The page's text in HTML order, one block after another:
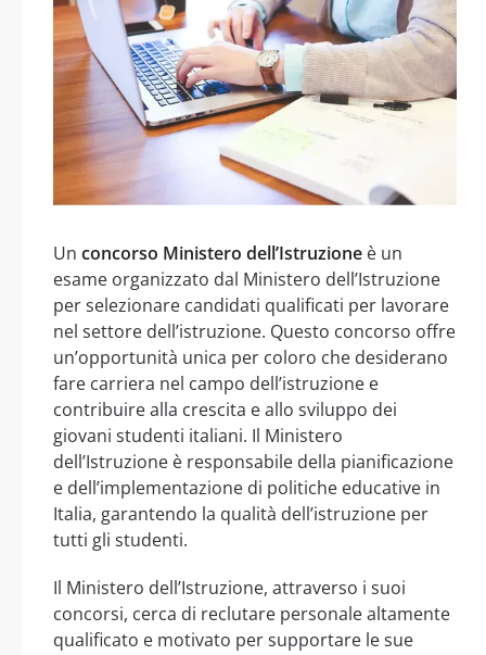
Un concorso Ministero dell’Istruzione è un
esame organizzato dal Ministero dell’Istruzione
per selezionare candidati qualificati per lavorare
nel settore dell’istruzione. Questo concorso offre
un’opportunità unica per coloro che desiderano
fare carriera nel campo dell’istruzione e
contribuire alla crescita e allo sviluppo dei
giovani studenti italiani. Il Ministero
dell’Istruzione è responsabile della pianificazione
e dell’implementazione di politiche educative in
Italia, garantendo la qualità dell’istruzione per
tutti gli studenti.
Il Ministero dell’Istruzione, attraverso i suoi
concorsi, cerca di reclutare personale altamente
qualificato e motivato per supportare le sue